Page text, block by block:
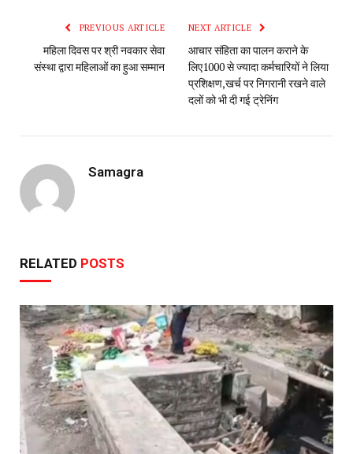
PREVIOUS ARTICLE
महिला दिवस पर श्री नवकार सेवा
संस्था द्वारा महिलाओं का हुआ सम्मान
NEXT ARTICLE
आचार संहिता का पालन कराने के
लिए1000 से ज्यादा कर्मचारियों ने लिया
प्रशिक्षण,खर्च पर निगरानी रखने वाले
दलों को भी दी गई ट्रेनिंग
Samagra
RELATED POSTS